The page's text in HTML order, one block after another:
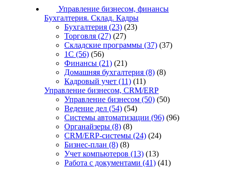
Управление бизнесом, финансы
Бухгалтерия. Склад. Кадры
Бухгалтерия (23) (23)
Торговля (27) (27)
Складские программы (37) (37)
1С (56) (56)
Финансы (21) (21)
Домашняя бухгалтерия (8) (8)
Кадровый учет (11) (11)
Управление бизнесом, CRM/ERP
Управление бизнесом (50) (50)
Ведение дел (54) (54)
Системы автоматизации (96) (96)
Органайзеры (8) (8)
CRM/ERP-системы (24) (24)
Бизнес-план (8) (8)
Учет компьютеров (13) (13)
Работа с документами (41) (41)